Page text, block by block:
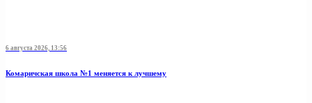
6 августа 2026, 13:56
Комаричская школа №1 меняется к лучшему